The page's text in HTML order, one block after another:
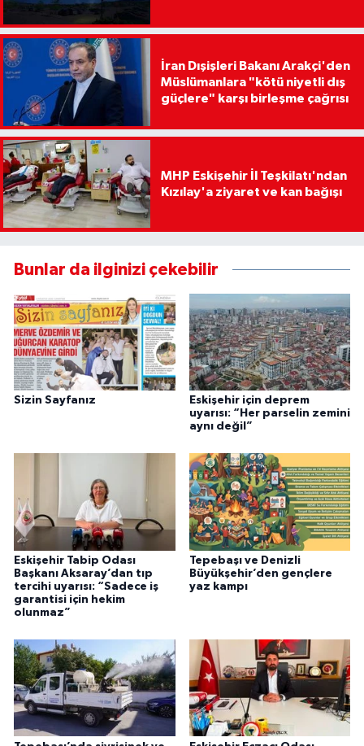
İran Dışişleri Bakanı Arakçi'den
Müslümanlara "kötü niyetli dış
güçlere" karşı birleşme çağrısı
MHP Eskişehir İl Teşkilatı'ndan
Kızılay'a ziyaret ve kan bağışı
Bunlar da ilginizi çekebilir
Sizin Sayfanız
Eskişehir için deprem
uyarısı: “Her parselin zemini
aynı değil”
Eskişehir Tabip Odası
Başkanı Aksaray’dan tıp
tercihi uyarısı: “Sadece iş
garantisi için hekim
olunmaz”
Tepebaşı ve Denizli
Büyükşehir’den gençlere
yaz kampı